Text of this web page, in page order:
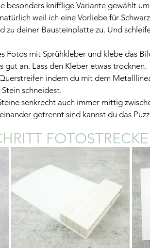
besonders knifflige Variante gewählt
weil ich eine Vorliebe für
zu deiner Bausteinplatte zu. Und
Fotos mit Sprühkleber und klebe das
gut an. Lass den Kleber etwas trocknen.
indem du mit dem
schneidest.
senkrecht auch immer mittig
getrennt sind kannst du das
FOTOSTRECKE